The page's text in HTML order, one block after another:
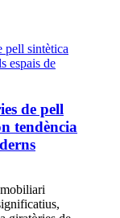
de pell
tendència